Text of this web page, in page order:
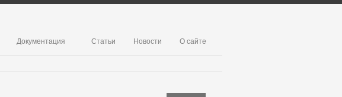
Документация Статьи Новости О сайте